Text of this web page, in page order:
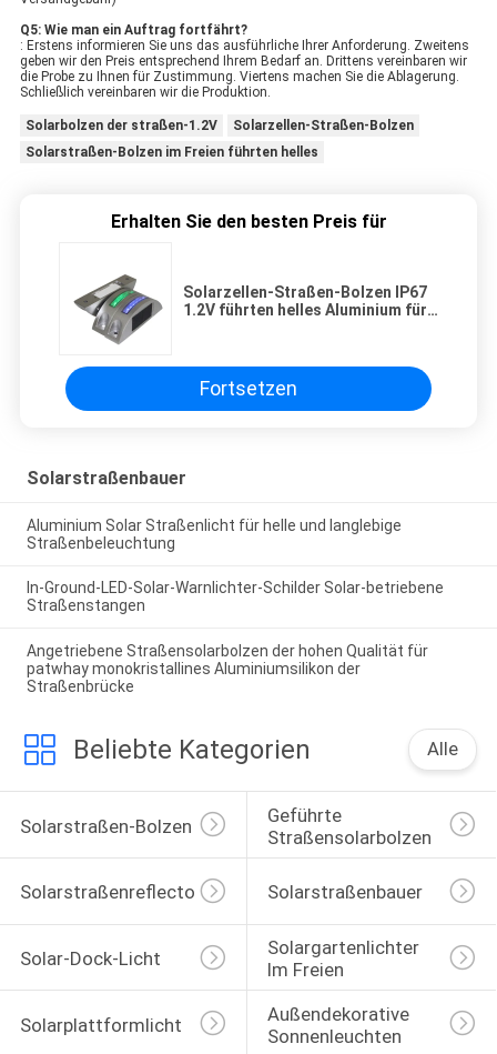
Q5: Wie man ein Auftrag fortfährt?
: Erstens informieren Sie uns das ausführliche Ihrer Anforderung. Zweitens
geben wir den Preis entsprechend Ihrem Bedarf an. Drittens vereinbaren wir
die Probe zu Ihnen für Zustimmung. Viertens machen Sie die Ablagerung.
Schließlich vereinbaren wir die Produktion.
Solarbolzen der straßen-1.2V
Solarzellen-Straßen-Bolzen
Solarstraßen-Bolzen im Freien führten helles
Erhalten Sie den besten Preis für
Solarzellen-Straßen-Bolzen IP67
1.2V führten helles Aluminium für
Fortsetzen
Solarstraßenbauer
Aluminium Solar Straßenlicht für helle und langlebige
Straßenbeleuchtung
In-Ground-LED-Solar-Warnlichter-Schilder Solar-betriebene
Straßenstangen
Angetriebene Straßensolarbolzen der hohen Qualität für
patwhay monokristallines Aluminiumsilikon der
Straßenbrücke
Beliebte Kategorien Alle
Solarstraßen-Bolzen
Geführte
Straßensolarbolzen
Solarstraßenreflectoren Solarstraßenbauer
Solar-Dock-Licht
Solargartenlichter
Im Freien
Solarplattformlicht
Außendekorative
Sonnenleuchten